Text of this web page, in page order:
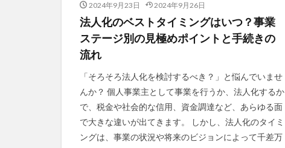
2024年9月23日 2024年9月26日
法人化のベストタイミングはいつ？事業
ステージ別の見極めポイントと手続きの
流れ
「そろそろ法人化を検討するべき？」と悩んでいませ
んか？ 個人事業主として事業を行うか、法人化するか
で、税金や社会的な信用、資金調達など、あらゆる面
で大きな違いが出てきます。 しかし、法人化のタイミ
ングは、事業の状況や将来のビジョンによって千差万